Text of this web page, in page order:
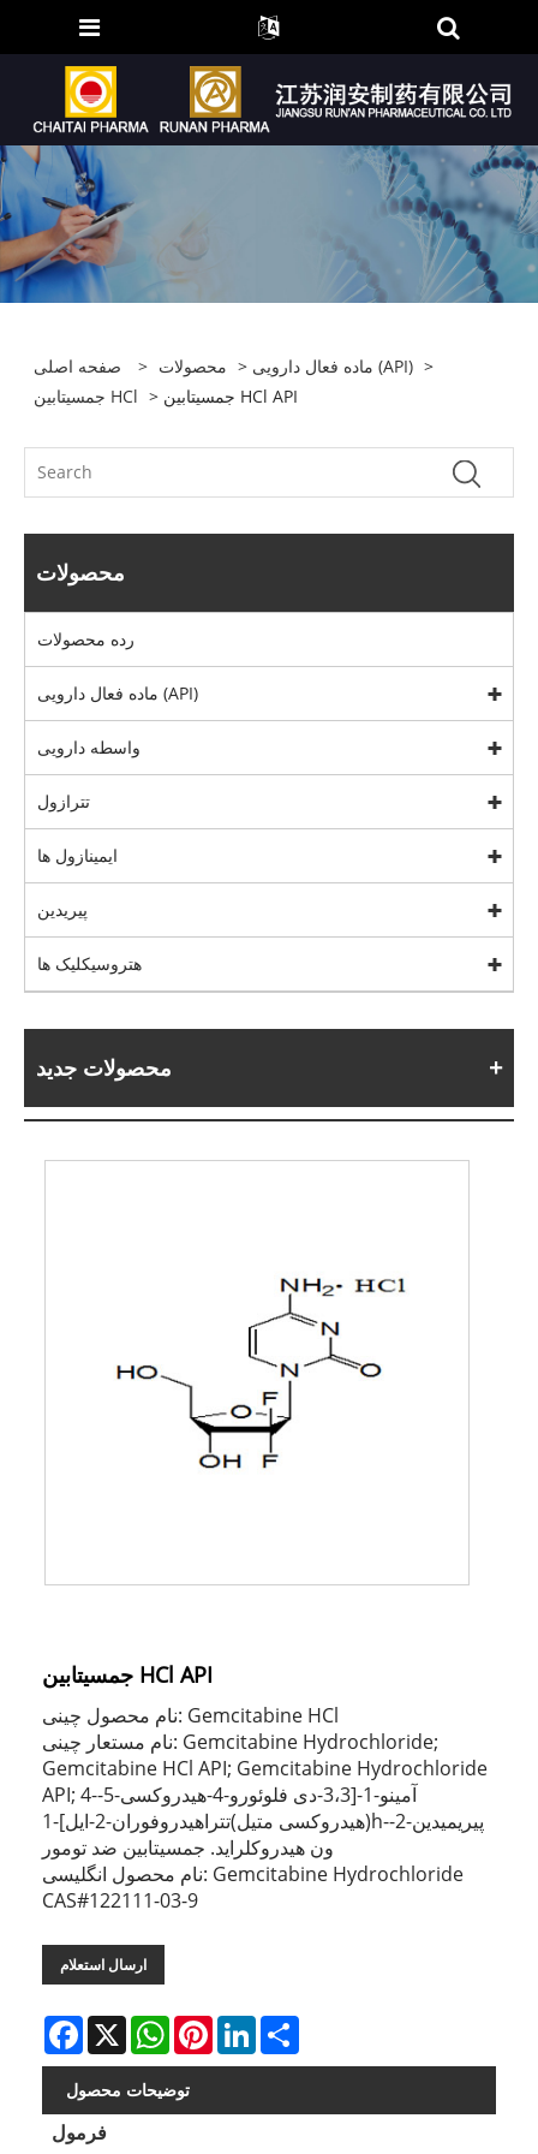
صفحه اصلی > محصولات > ماده فعال دارویی (API) >
جمسیتابین HCl
> جمسیتابین HCl API
محصولات
رده محصولات
ماده فعال دارویی (API)
واسطه دارویی
تترازول
ایمینازول ها
پیریدین
هتروسیکلیک ها
محصولات جدید
جمسیتابین HCl API
نام محصول چینی: Gemcitabine HCl
نام مستعار چینی: Gemcitabine Hydrochloride;
Gemcitabine HCl API; Gemcitabine Hydrochloride
API; 4-آمینو-1-[3،3-دی فلوئورو-4-هیدروکسی-5-
(هیدروکسی متیل)تتراهیدروفوران-2-ایل]-1h-پیریمیدین-2-
ون هیدروکلراید. جمسیتابین ضد تومور
نام محصول انگلیسی: Gemcitabine Hydrochloride
CAS#122111-03-9
ارسال استعلام
Facebook
X WhatsAppPinterestLinkedIn
توضیحات محصول
فرمول